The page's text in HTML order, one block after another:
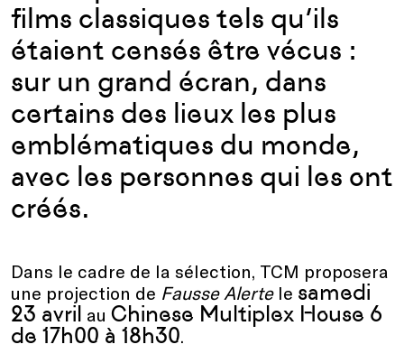
films classiques tels qu’ils
étaient censés être vécus :
sur un grand écran, dans
certains des lieux les plus
emblématiques du monde,
avec les personnes qui les ont
créés.
Dans le cadre de la sélection, TCM proposera
une projection de Fausse Alertele samedi
23 avril au Chinese Multiplex House 6
de 17h00 à 18h30.